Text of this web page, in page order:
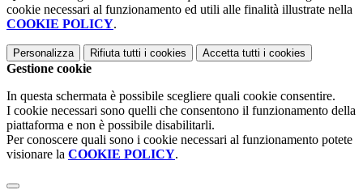
cookie necessari al funzionamento ed utili alle finalità illustrate nella
COOKIE POLICY.
Personalizza Rifiuta tutti i cookies Accetta tutti i cookies
Gestione cookie
In questa schermata è possibile scegliere quali cookie consentire.
I cookie necessari sono quelli che consentono il funzionamento della
piattaforma e non è possibile disabilitarli.
Per conoscere quali sono i cookie necessari al funzionamento potete
visionare la COOKIE POLICY.